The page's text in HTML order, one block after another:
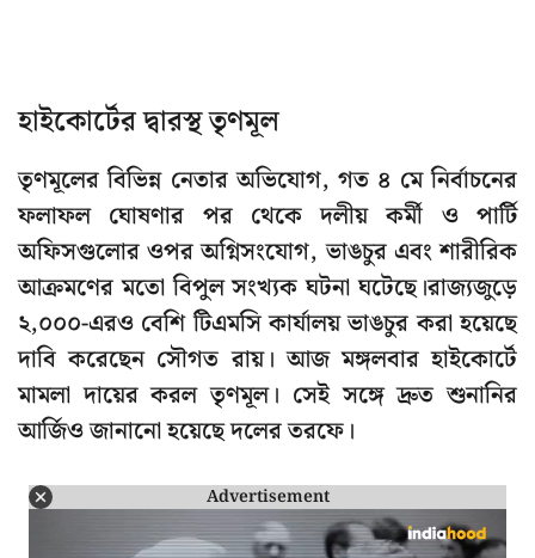
হাইকোর্টের দ্বারস্থ তৃণমূল
তৃণমূলের বিভিন্ন নেতার অভিযোগ, গত ৪ মে নির্বাচনের
ফলাফল ঘোষণার পর থেকে দলীয় কর্মী ও পার্টি
অফিসগুলোর ওপর অগ্নিসংযোগ, ভাঙচুর এবং শারীরিক
আক্রমণের মতো বিপুল সংখ্যক ঘটনা ঘটেছে।রাজ্যজুড়ে
২,০০০-এরও বেশি টিএমসি কার্যালয় ভাঙচুর করা হয়েছে
দাবি করেছেন সৌগত রায়। আজ মঙ্গলবার হাইকোর্টে
মামলা দায়ের করল তৃণমূল। সেই সঙ্গে দ্রুত শুনানির
আর্জিও জানানো হয়েছে দলের তরফে।
Advertisement